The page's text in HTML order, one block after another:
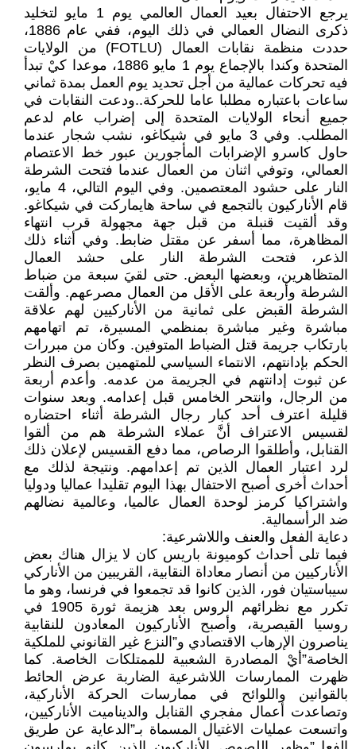
يرجع الاحتفال بعيد العمال العالمي يوم 1 مايو لتخليد
ذكرى النضال العمالي في ذلك اليوم، ففي عام 1886،
حددت منظمة نقابات العمال (FOTLU) من الولايات
المتحدة وكندا بالإجماع يوم 1 مايو 1886، موعدا كيْ تبدأ
فيه تحركات عمالية من أجل تحديد يوم العمل بمدة ثماني
ساعات باعتباره مطلبا عاما للحركة..ودعت النقابات في
جميع أنحاء الولايات المتحدة إلى إضراب عام لدعم
المطلب. وفي 3 مايو في شيكاغو، نشب شجار عندما
حاول كاسرو الإضرابات المأجورين عبور خط الاعتصام
العمالي، وتوفي اثنان من العمال عندما فتحت الشرطة
النار على حشود المعتصمين. وفي اليوم التالي، 4 مايو،
قام الأناركيون بالتجمع في ساحة هايماركت في شيكاغو.
وقد ألقيت قنبلة من قبل جهة مجهولة قرب انتهاء
المظاهرة، مما أسفر عن مقتل ضابط. وفي أثناء ذلك
الذعر، فتحت الشرطة النار على حشد العمال
المتظاهرين، وبعضها البعض. حتى لقيَ سبعة من ضباط
الشرطة وأربعة على الأقل من العمال مصرعهم. وألقت
الشرطة القبض على ثمانية من الأناركيين لهم علاقة
مباشرة وغير مباشرة بمنظمي المسيرة، تم اتهامهم
بارتكاب جريمة قتل الضباط المتوفين. وكان من مبررات
الحكم بإدانتهم، الانتماء السياسي للمتهمين بصرف النظر
عن ثبوت إدانتهم في الجريمة من عدمه. وأعدم أربعة
من الرجال، وانتحر الخامس قبل إعدامه. وبعد سنوات
قليلة اعترف أحد كبار رجال الشرطة أثناء احتضاره
لقسيس الاعتراف أنَّ عملاء الشرطة هم من ألقوا
القنابل، وأطلقوا الرصاص، مما دفع القسيس لإعلان ذلك
لرد اعتبار العمال الذين تم إعدامهم. ونتيجة لذلك مع
أحداث أخرى أصبح الاحتفال بهذا اليوم تقليدا عماليا ودوليا
واشتراكيا كرمز لوحدة العمال عالميا، وعالمية نضالهم
ضد الرأسمالية.
دعاية الفعل والعنف واللاشرعية:
فيما تلى أحداث كوميونة باريس كان لا يزال هناك بعض
الأناركيين من أنصار معاداة النقابية، القريبين من الأناركي
سيباستيان فور، الذين كانوا قد تجمعوا في فرنسا، وهو ما
تكرر مع نظرائهم الروس بعد هزيمة ثورة 1905 في
روسيا القيصرية، وأصبح الأناركيون المعادون للنقابية
يناصرون الإرهاب الاقتصادي و”النزع غير القانوني للملكية
الخاصة”أيْ المصادرة الشعبية للممتلكات الخاصة. كما
ظهرت الممارسات اللاشرعية الضاربة عرض الحائط
بالقوانين واللوائح في ممارسات الحركة الأناركية،
وتصاعدت أعمال مفجري القنابل والديناميت الأناركيين،
واتسعت عمليات الاغتيال المسماة بـ”الدعاية عن طريق